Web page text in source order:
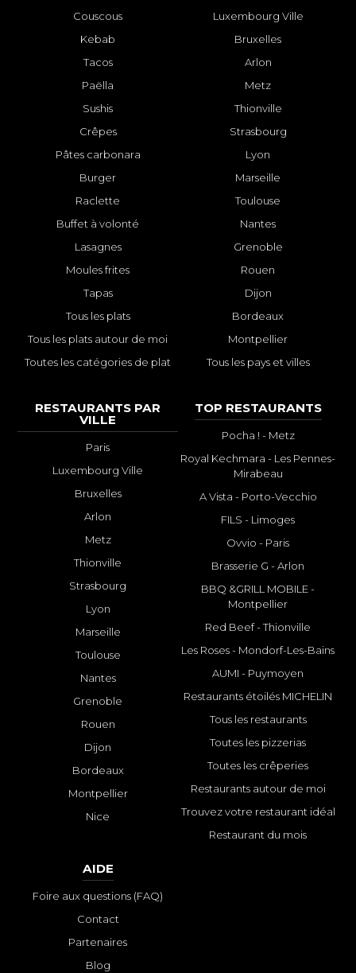
Couscous
Kebab
Tacos
Paëlla
Sushis
Crêpes
Pâtes carbonara
Burger
Raclette
Buffet à volonté
Lasagnes
Moules frites
Tapas
Tous les plats
Tous les plats autour de moi
Toutes les catégories de plat
Luxembourg Ville
Bruxelles
Arlon
Metz
Thionville
Strasbourg
Lyon
Marseille
Toulouse
Nantes
Grenoble
Rouen
Dijon
Bordeaux
Montpellier
Tous les pays et villes
RESTAURANTS PAR
VILLE
Paris
Luxembourg Ville
Bruxelles
Arlon
Metz
Thionville
Strasbourg
Lyon
Marseille
Toulouse
Nantes
Grenoble
Rouen
Dijon
Bordeaux
Montpellier
Nice
TOP RESTAURANTS
Pocha ! - Metz
Royal Kechmara - Les Pennes-
Mirabeau
A Vista - Porto-Vecchio
FILS - Limoges
Ovvio - Paris
Brasserie G - Arlon
BBQ &GRILL MOBILE -
Montpellier
Red Beef - Thionville
Les Roses - Mondorf-Les-Bains
AUMI - Puymoyen
Restaurants étoilés MICHELIN
Tous les restaurants
Toutes les pizzerias
Toutes les crêperies
Restaurants autour de moi
Trouvez votre restaurant idéal
Restaurant du mois
AIDE
Foire aux questions (FAQ)
Contact
Partenaires
Blog